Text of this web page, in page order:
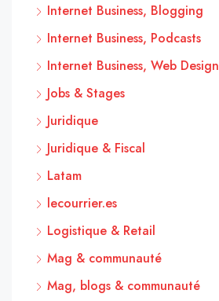
Internet Business, Blogging
Internet Business, Podcasts
Internet Business, Web Design
Jobs & Stages
Juridique
Juridique & Fiscal
Latam
lecourrier.es
Logistique & Retail
Mag & communauté
Mag, blogs & communauté